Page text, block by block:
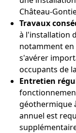
Château-
Travaux
à l'installation
notamment en
s'avérer
occupants de
Entretien
géothermique
annuel est